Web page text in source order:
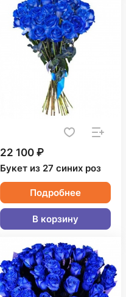
22 100 ₽
Букет из 27 синих роз
Подробнее
В корзину